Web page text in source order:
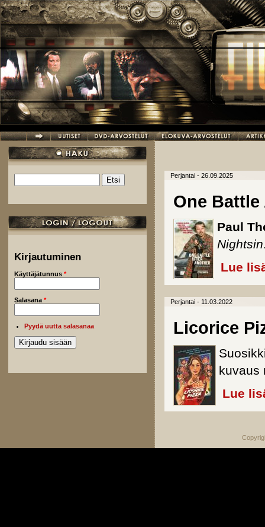
Hyppää pääsisältöön
Hakulomake
Kirjautuminen
Käyttäjätunnus *
Salasana *
Pyydä uutta salasanaa
Perjantai - 26.09.2025
One
Paul
Nightsin
Lue
Perjantai - 11.03.2022
Licorice
kuvaus
Lue